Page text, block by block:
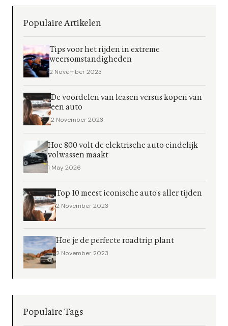
Populaire Artikelen
Tips voor het rijden in extreme
weersomstandigheden
2 November 2023
De voordelen van leasen versus kopen van
een auto
2 November 2023
Hoe 800 volt de elektrische auto eindelijk
volwassen maakt
1 May 2026
Top 10 meest iconische auto's aller tijden
2 November 2023
Hoe je de perfecte roadtrip plant
2 November 2023
Populaire Tags